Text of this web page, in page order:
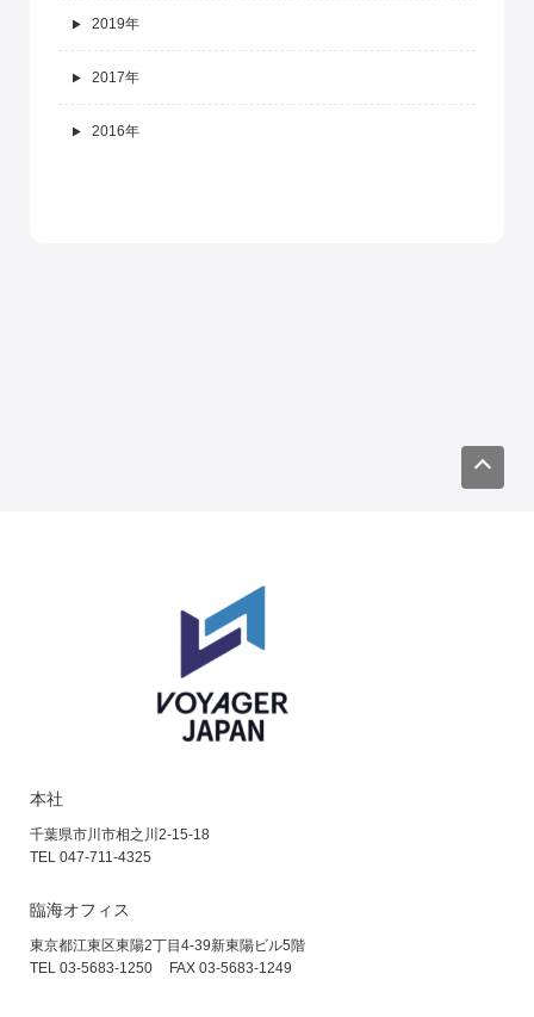
2019年
2017年
2016年
本社
千葉県市川市相之川2-15-18
TEL 047-711-4325
臨海オフィス
東京都江東区東陽2丁目4-39新東陽ビル5階
TEL 03-5683-1250
FAX 03-5683-1249